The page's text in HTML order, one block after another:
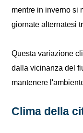
mentre in inverno si
giornate alternatesi
Questa variazione
dalla vicinanza del
mantenere
Clima della